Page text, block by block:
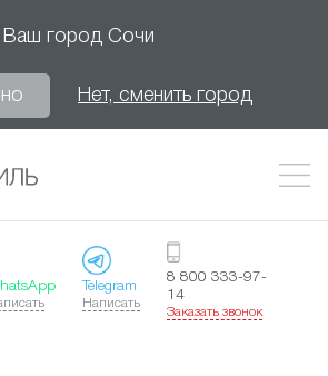
Ваш город Сочи
Нет, сменить город
Telegram
Написать
8 800 333-97-
14
Заказать звонок